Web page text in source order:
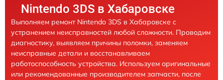
Nintendo 3DS в Хабаровске
Выполняем ремонт Nintendo 3DS в Хабаровске с
устранением неисправностей любой сложности. Проводим
диагностику, выявляем причины поломки, заменяем
неисправные детали и восстанавливаем
работоспособность устройства. Используем оригинальные
или рекомендованные производителем запчасти, после